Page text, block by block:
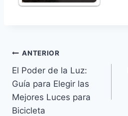
Navegación
de
entradas
ANTERIOR
El Poder de la Luz:
Guía para Elegir las
Mejores Luces para
Bicicleta